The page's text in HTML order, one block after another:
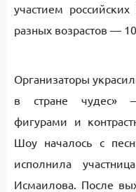
участием
разных возрастов —
Организаторы
в стране чудес»
фигурами и
Шоу началось с
исполнила
Исмаилова. После